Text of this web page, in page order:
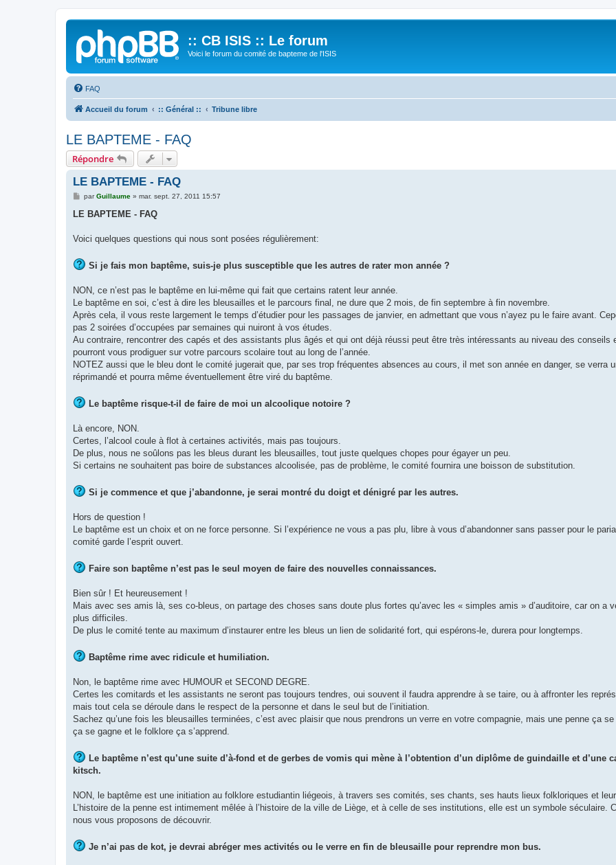
:: CB ISIS :: Le forum
Voici le forum du comité de bapteme de l'ISIS
FAQ
Accueil du forum :: Général :: Tribune libre
LE BAPTEME - FAQ
Répondre
LE BAPTEME - FAQ
M
s
g
parGuillaume» mar. sept. 27, 2011 15:57
LE BAPTEME - FAQ
Voici quelques questions qui nous sont posées régulièrement:
Si je fais mon baptême, suis-je plus susceptible que les autres de rater mon année ?
NON, ce n’est pas le baptême en lui-même qui fait que certains ratent leur année.
Le baptême en soi, c’est à dire les bleusailles et le parcours final, ne dure que 2 mois, de fin septembre à fin novembre.
Après cela, il vous reste largement le temps d’étudier pour les passages de janvier, en admettant que vous n’ayez pu le faire avant.
pas 2 soirées d’occupées par semaines qui nuiront à vos études.
Au contraire, rencontrer des capés et des assistants plus âgés et qui ont déjà réussi peut être très intéressants au niveau des conseils
pourront vous prodiguer sur votre parcours scolaire tout au long de l’année.
NOTEZ aussi que le bleu dont le comité jugerait que, par ses trop fréquentes absences au cours, il met son année en danger, se verra
réprimandé et pourra même éventuellement être viré du baptême.
Le baptême risque-t-il de faire de moi un alcoolique notoire ?
Là encore, NON.
Certes, l’alcool coule à flot à certaines activités, mais pas toujours.
De plus, nous ne soûlons pas les bleus durant les bleusailles, tout juste quelques chopes pour égayer un peu.
Si certains ne souhaitent pas boire de substances alcoolisée, pas de problème, le comité fournira une boisson de substitution.
Si je commence et que j’abandonne, je serai montré du doigt et dénigré par les autres.
Hors de question !
Le baptême est un choix et on ne force personne. Si l’expérience ne vous a pas plu, libre à vous d’abandonner sans passer pour le
comité garde l’esprit ouvert.
Faire son baptême n’est pas le seul moyen de faire des nouvelles connaissances.
Bien sûr ! Et heureusement !
Mais avec ses amis là, ses co-bleus, on partage des choses sans doute plus fortes qu’avec les « simples amis » d’auditoire, car on a
plus difficiles.
De plus le comité tente au maximum d’instaurer entre les bleus un lien de solidarité fort, qui espérons-le, durera pour longtemps.
Baptême rime avec ridicule et humiliation.
Non, le baptême rime avec HUMOUR et SECOND DEGRE.
Certes les comitards et les assistants ne seront pas toujours tendres, oui souvent il faudra apprendre à se taire, ou à affronter les
mais tout cela se déroule dans le respect de la personne et dans le seul but de l’initiation.
Sachez qu’une fois les bleusailles terminées, c’est avec plaisir que nous prendrons un verre en votre compagnie, mais une penne ça
ça se gagne et le folklore ça s’apprend.
Le baptême n’est qu’une suite d’à-fond et de gerbes de vomis qui mène à l’obtention d’un diplôme de guindaille et d’une
kitsch.
NON, le baptême est une initiation au folklore estudiantin liégeois, à travers ses comités, ses chants, ses hauts lieux folkloriques et leur
L’histoire de la penne est intimement mêlée à l’histoire de la ville de Liège, et à celle de ses institutions, elle est un symbole séculaire.
nous vous proposons de découvrir.
Je n’ai pas de kot, je devrai abréger mes activités ou le verre en fin de bleusaille pour reprendre mon bus.